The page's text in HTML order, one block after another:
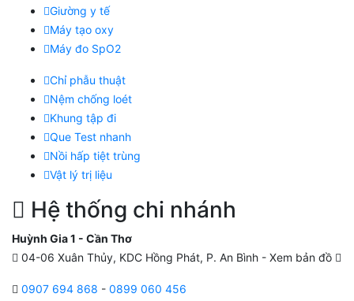
Giường y tế
Máy tạo oxy
Máy đo SpO2
Chỉ phẫu thuật
Nệm chống loét
Khung tập đi
Que Test nhanh
Nồi hấp tiệt trùng
Vật lý trị liệu
Hệ thống chi nhánh
Huỳnh Gia 1 - Cần Thơ
04-06 Xuân Thủy, KDC Hồng Phát, P. An Bình - Xem bản đồ
0907 694 868 - 0899 060 456